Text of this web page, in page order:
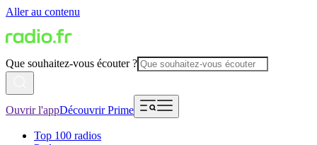
Aller au contenu
Que souhaitez-vous écouter ?
Ouvrir l'appDécouvrir Prime
Top 100 radios